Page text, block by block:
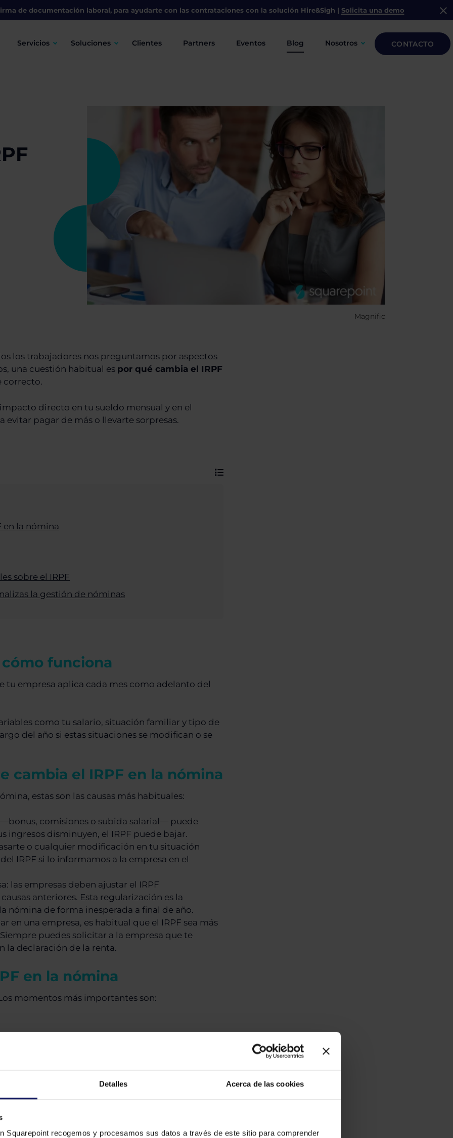
Detalles Acerca de las cookies
Squarepoint recogemos y procesamos sus datos a través de este sitio para comprender
de documentación laboral, para ayudarte con las contrataciones con la solución Hire&Sigh | Solicita una demo
Servicios Soluciones Clientes Partners Eventos Blog Nosotros CONTACTO
Magnific
los trabajadores nos preguntamos por aspectos
una cuestión habitual es por qué cambia el IRPF
correcto.
directo en tu sueldo mensual y en el
evitar pagar de más o llevarte sorpresas.
en la nómina
sobre el IRPF
la gestión de nóminas
funciona
tu empresa aplica cada mes como adelanto del
como tu salario, situación familiar y tipo de
del año si estas situaciones se modifican o se
cambia el IRPF en la nómina
estas son las causas más habituales:
comisiones o subida salarial— puede
ingresos disminuyen, el IRPF puede bajar.
o cualquier modificación en tu situación
IRPF si lo informamos a la empresa en el
las empresas deben ajustar el IRPF
anteriores. Esta regularización es la
nómina de forma inesperada a final de año.
en una empresa, es habitual que el IRPF sea más
puedes solicitar a la empresa que te
la declaración de la renta.
en la nómina
momentos más importantes son:
en tu declaración y a entender mejor